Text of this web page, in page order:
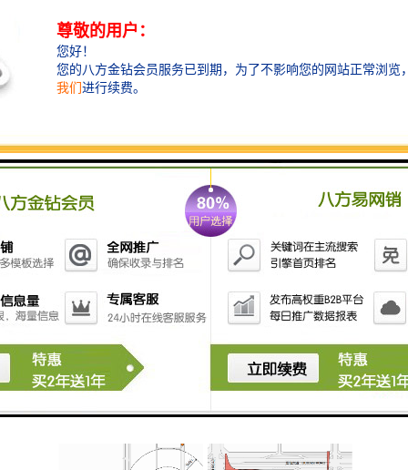
核心枢纽。
毗邻西丽湖国际科教城的留仙洞总部基地，
区位交通：
留仙洞总部基地是深圳唯一的双高铁枢纽的
总部基地。该基地毗邻西丽高铁站（规划
中）与深圳北站，分
别位于5分钟与25分钟
车行范围圈内；有5号线与13号线（规划
中）经过基地附近留仙洞站，毗邻7号线经
过西丽站；另有南光高速和粤港澳高速相
邻，从交通上提升留仙洞总部基地于深圳与
粤港澳大湾区的战略地位。
交通：